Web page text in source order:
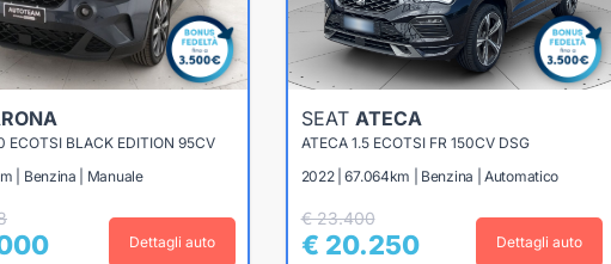
ECOTSI BLACK EDITION 95CV
| Benzina | Manuale
Dettagli auto
SEAT ATECA
ATECA 1.5 ECOTSI FR 150CV DSG
2022 | 67.064km | Benzina | Automatico
€ 23.400
€ 20.250 Dettagli auto